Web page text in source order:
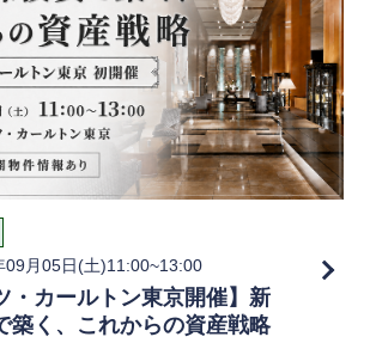
09月05日(土)11:00~13:00
・カールトン東京開催】新
築く、これからの資産戦略